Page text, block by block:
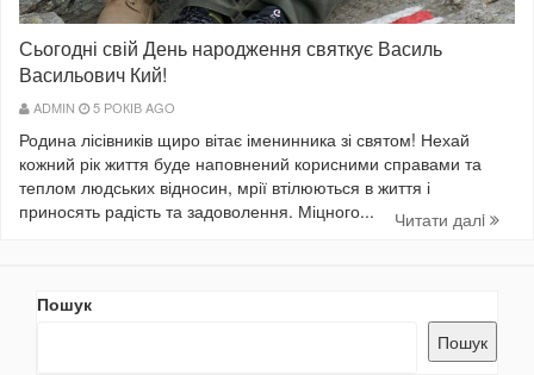
Сьогодні свій День народження святкує Василь
Васильович Кий!
ADMIN 5 РОКІВ AGO
Родина лісівників щиро вітає іменинника зі святом! Нехай
кожний рік життя буде наповнений корисними справами та
теплом людських відносин, мрії втілюються в життя і
приносять радість та задоволення. Міцного...
Читати далi
Пошук
Пошук